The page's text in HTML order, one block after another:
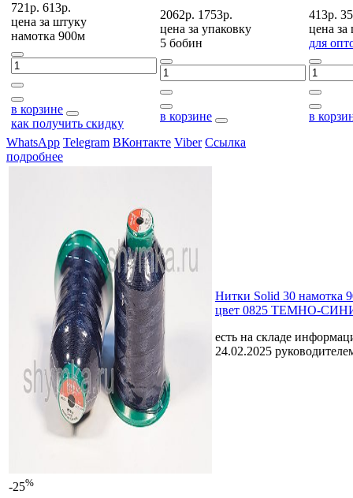
721р. 613р.
цена за штуку
намотка 900м
в корзине
как получить скидку
2062р. 1753р.
цена за упаковку
5 бобин
в корзине
413р.
цена за
для
в
WhatsApp Telegram ВКонтакте Viber Ссылка
подробнее
-25%
Нитки Solid 30 намотка
цвет 0825 ТЕМНО-
есть на складе
24.02.2025